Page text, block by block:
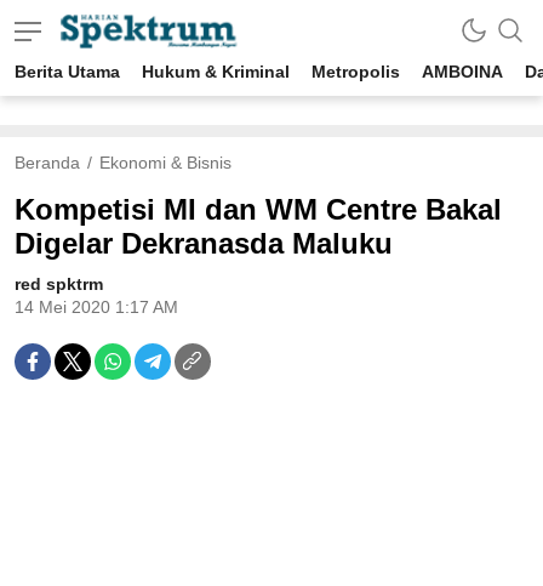
spektrumonline.com
Berita Utama Hukum & Kriminal Metropolis AMBOINA
Beranda Ekonomi & Bisnis
Kompetisi MI dan WM Centre Bakal
Digelar Dekranasda Maluku
red spktrm
14 Mei 2020 1:17 AM